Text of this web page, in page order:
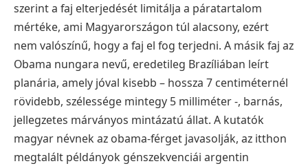
szerint a faj elterjedését limitálja a páratartalom
mértéke, ami Magyarországon túl alacsony, ezért
nem valószínű, hogy a faj el fog terjedni. A másik faj az
Obama nungara nevű, eredetileg Brazíliában leírt
planária, amely jóval kisebb – hossza 7 centiméternél
rövidebb, szélessége mintegy 5 milliméter -, barnás,
jellegzetes márványos mintázatú állat. A kutatók
magyar névnek az obama-férget javasolják, az itthon
megtalált példányok génszekvenciái argentin